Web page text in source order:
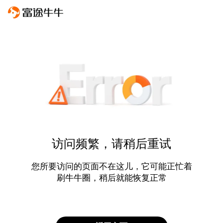
访问频繁，请稍后重试
您所要访问的页面不在这儿，它可能正忙着
刷牛牛圈，稍后就能恢复正常